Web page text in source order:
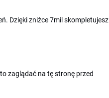
Dzięki zniżce 7mil skompletujesz
zaglądać na tę stronę przed